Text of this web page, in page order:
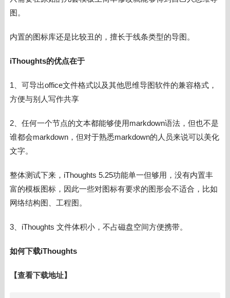
图。
内置的图标库还是比较丑的，擅长于线条类型的导图。
iThoughts的优点在于
1、可导出office文件格式以及其他思维导图软件的兼容格式，
方便与别人写作共享
2、任何一个节点的文本都能够使用markdown语法，但也不是
谁都会markdown，但对于熟悉markdown的人员来说可以美化
文字。
整体测试下来， iThoughts 5.25功能单一但够用，没有内置丰
富的模板图标，因此一些对图标有要求的图形会不适合，比如
网络结构图、工程图。
3、 iThoughts 文件体积小，不占磁盘空间方便携带。
如何下载iThoughts
【查看下载地址】